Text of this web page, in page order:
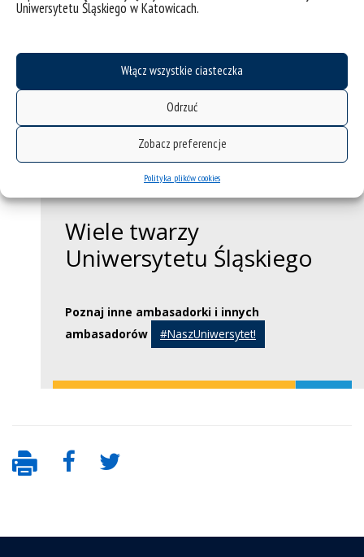
Uniwersytetu Śląskiego w Katowicach.
Włącz wszystkie ciasteczka
Odrzuć
Zobacz preferencje
Polityka plików cookies
Absolwentka i studentka VI roku Indywidualnych Studiów
portalu Poinformowani.pl oraz popularyzuje pasjonujące ją
dyscypliny naukowe w mediach społecznościowych. Pomaga
też studentom z całej Polski w procesie efektywnego uczenia
się metodami innymi niż „ZZZ”.
Prywatnie kocia mama i kawoholiczka.
Wiele twarzy
Uniwersytetu Śląskiego
Poznaj inne ambasadorki i innych
ambasadorów
#NaszUniwersytet!